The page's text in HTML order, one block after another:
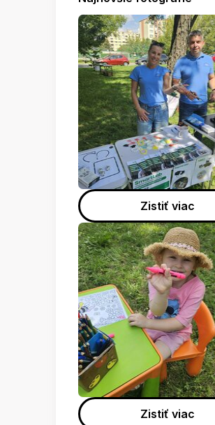
Zistiť viac
Zistiť viac